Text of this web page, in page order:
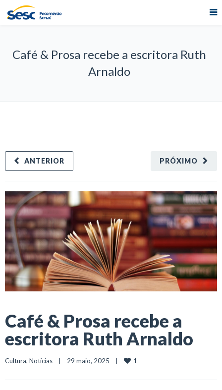
Café & Prosa recebe a escritora Ruth
Arnaldo
PRÓXIMO
ANTERIOR
Café & Prosa recebe a
escritora Ruth Arnaldo
Cultura, Notícias
    |    29 maio, 2025    |
1